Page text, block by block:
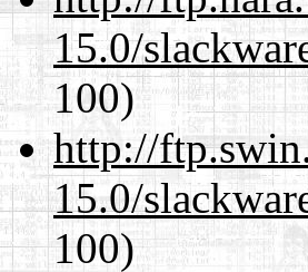
15.0/
100)
http://
15.0/
100)